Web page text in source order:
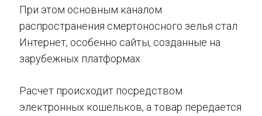
При этом основным каналом
распространения смертоносного зелья стал
Интернет, особенно сайты, созданные на
зарубежных платформах.
Расчет происходит посредством
электронных кошельков, а товар передается